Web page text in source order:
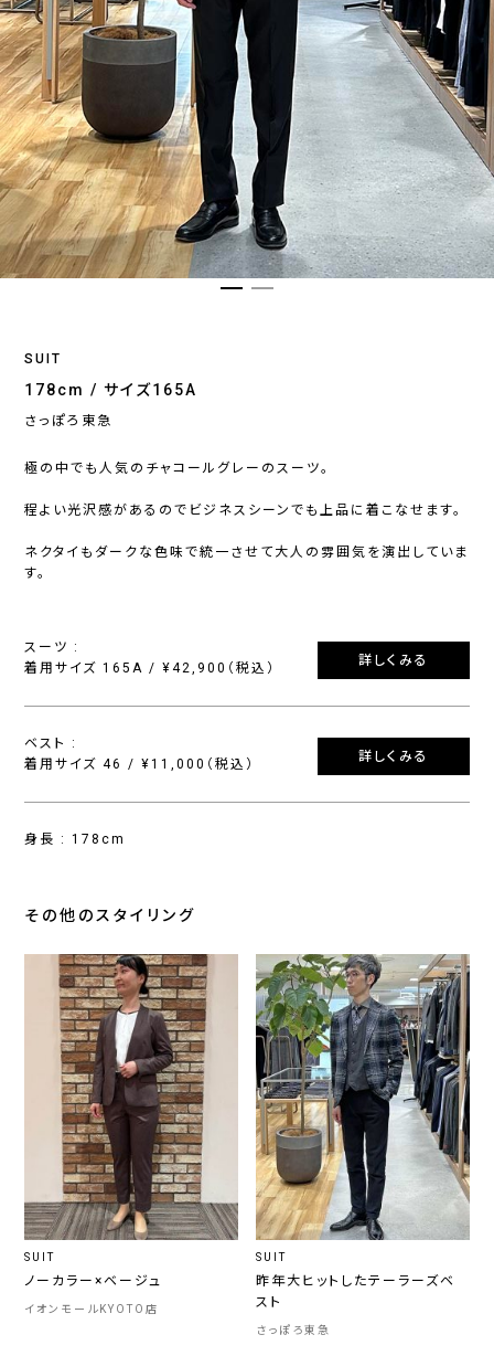
SUIT
178cm / サイズ165A
さっぽろ東急
極の中でも人気のチャコールグレーのスーツ。
程よい光沢感があるのでビジネスシーンでも上品に着こなせます。
ネクタイもダークな色味で統一させて大人の雰囲気を演出していま
す。
スーツ :
着用サイズ 165A / ¥42,900（税込）
詳しくみる
ベスト :
着用サイズ 46 / ¥11,000（税込）
詳しくみる
身長 : 178cm
その他のスタイリング
SUIT
ノーカラー×ベージュ
イオンモールKYOTO店
SUIT
昨年大ヒットしたテーラーズベ
スト
さっぽろ東急